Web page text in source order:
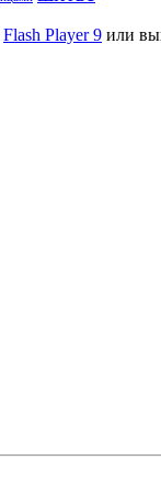
Flash Player 9 или